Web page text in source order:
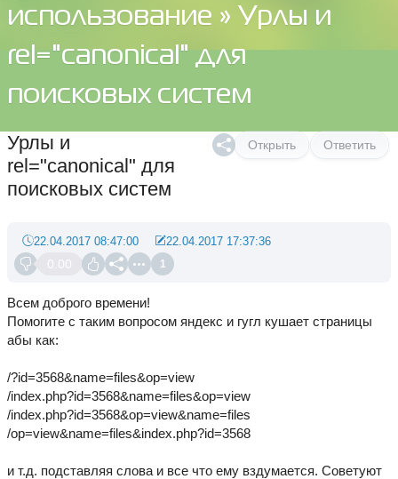
использование » Урлы и
rel="canonical" для
поисковых систем
Открыть Ответить
Урлы и
rel="canonical" для
поисковых систем
0.00 1
22.04.2017 08:47:00 22.04.2017 17:37:36
Всем доброго времени!
Помогите с таким вопросом яндекс и гугл кушает страницы
абы как:
/?id=3568&name=files&op=view
/index.php?id=3568&name=files&op=view
/index.php?id=3568&op=view&name=files
/op=view&name=files&index.php?id=3568
и т.д. подставляя слова и все что ему вздумается. Советуют